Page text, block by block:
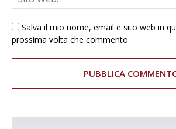
Salva il mio nome, email e sito web in
prossima volta che commento.